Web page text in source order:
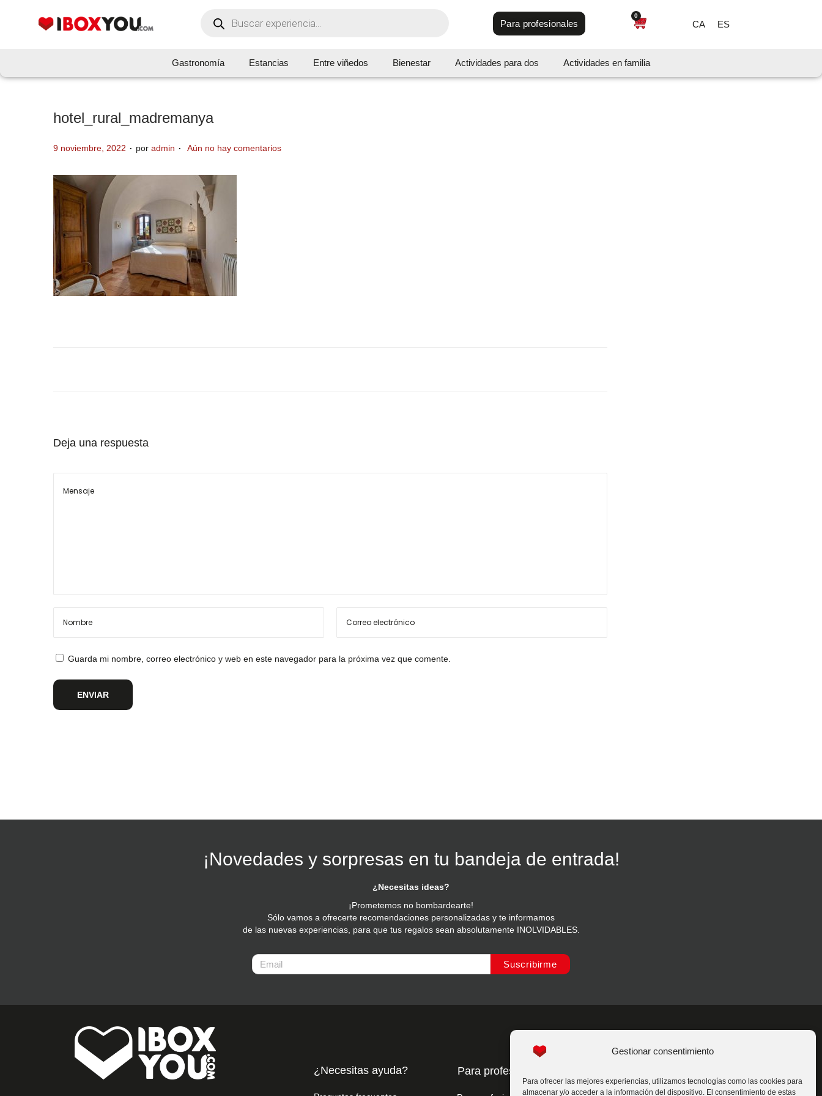
Gestionar consentimiento
Para ofrecer las mejores experiencias, utilizamos tecnologías como las cookies para
almacenar y/o acceder a la información del dispositivo. El consentimiento de estas
Para profesionales
0
CA ES
Gastronomía Estancias Entre viñedos Bienestar Actividades para dos Actividades en familia
hotel_rural_madremanya
P
b
l
i
c
d
o
9 noviembre, 2022 . por admin . Aún no hay comentarios
Deja una respuesta
Guarda mi nombre, correo electrónico y web en este navegador para la próxima vez que comente.
¡Novedades y sorpresas en tu bandeja de entrada!
¿Necesitas ideas?
¡Prometemos no bombardearte!
Sólo vamos a ofrecerte recomendaciones personalizadas y te informamos
de las nuevas experiencias, para que tus regalos sean absolutamente INOLVIDABLES.
Suscribirme
¿Necesitas ayuda? Para profesionales